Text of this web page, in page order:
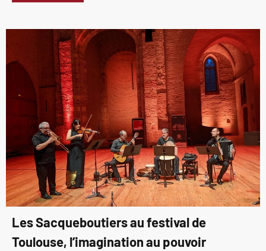
Les Sacqueboutiers au festival de
Toulouse, l’imagination au pouvoir